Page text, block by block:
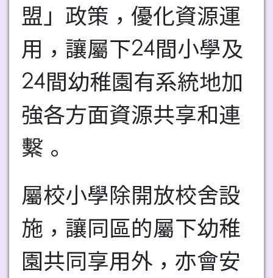
盟」政策，優化資源運
用，讓屬下24間小學及
24間幼稚園有系統地加
強各方面資源共享和連
繫。
屬校小學除開放校舍設
施，讓同區的屬下幼稚
園共同享用外，亦會安